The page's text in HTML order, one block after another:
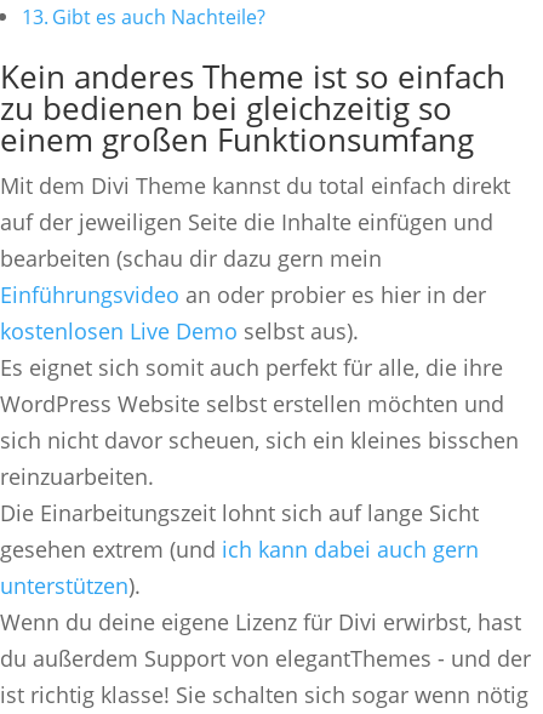
Gibt es auch Nachteile?
Kein anderes Theme ist so einfach
zu bedienen bei gleichzeitig so
einem großen Funktionsumfang
Mit dem Divi Theme kannst du total einfach direkt
auf der jeweiligen Seite die Inhalte einfügen und
bearbeiten (schau dir dazu gern mein
Einführungsvideo an oder probier es hier in der
kostenlosen Live Demo selbst aus).
Es eignet sich somit auch perfekt für alle, die ihre
WordPress Website selbst erstellen möchten und
sich nicht davor scheuen, sich ein kleines bisschen
reinzuarbeiten.
Die Einarbeitungszeit lohnt sich auf lange Sicht
gesehen extrem (und ich kann dabei auch gern
unterstützen).
Wenn du deine eigene Lizenz für Divi erwirbst, hast
du außerdem Support von elegantThemes - und der
ist richtig klasse! Sie schalten sich sogar wenn nötig